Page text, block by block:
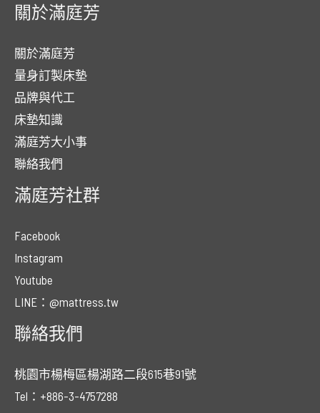
關於滿庭芳
關於滿庭芳
量身訂製床墊
品牌與代工
床墊知識
滿庭芳大小事
聯絡我們
滿庭芳社群
Facebook
Instagram
Youtube
LINE：@mattress.tw
聯絡我們
桃園市楊梅區楊湖路二段615巷91號
Tel：+886-3-4757288